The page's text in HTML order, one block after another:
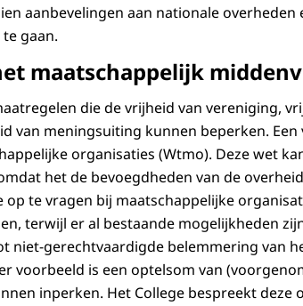
aanbevelingen aan nationale overheden
gaan.
maatschappelijk
die de vrijheid van vereniging,
van meningsuiting kunnen beperken.
organisaties (Wtmo). Deze wet
het de bevoegdheden van de
te vragen bij maatschappelijke
terwijl er al bestaande mogelijkheden
niet-gerechtvaardigde belemmering van
voorbeeld is een optelsom van
inperken. Het College bespreekt deze